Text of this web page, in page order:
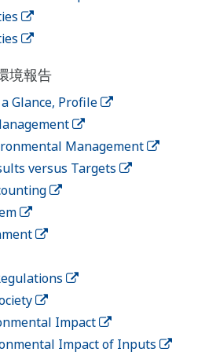
境報告
Glance, Profile
Management
versus Targets
Impact
Impact of Inputs